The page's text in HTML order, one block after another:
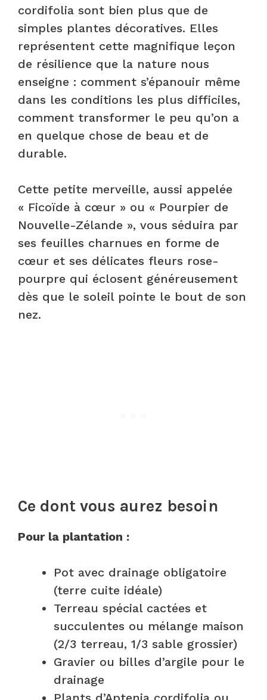
cordifolia sont bien plus que de
simples plantes décoratives. Elles
représentent cette magnifique leçon
de résilience que la nature nous
enseigne : comment s’épanouir même
dans les conditions les plus difficiles,
comment transformer le peu qu’on a
en quelque chose de beau et de
durable.
Cette petite merveille, aussi appelée
« Ficoïde à cœur » ou « Pourpier de
Nouvelle-Zélande », vous séduira par
ses feuilles charnues en forme de
cœur et ses délicates fleurs rose-
pourpre qui éclosent généreusement
dès que le soleil pointe le bout de son
nez.
Ce dont vous aurez besoin
Pour la plantation :
Pot avec drainage obligatoire
(terre cuite idéale)
Terreau spécial cactées et
succulentes ou mélange maison
(2/3 terreau, 1/3 sable grossier)
Gravier ou billes d’argile pour le
drainage